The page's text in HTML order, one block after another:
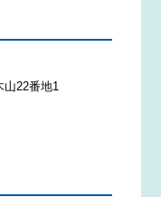
22番地1